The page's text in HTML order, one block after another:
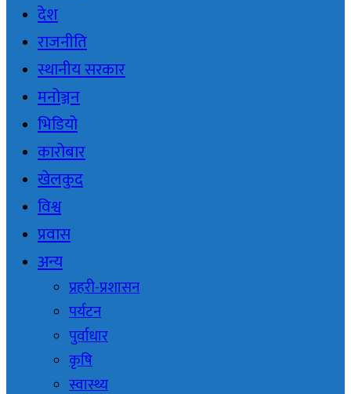
देश
राजनीति
स्थानीय सरकार
मनोञ्जन
भिडियो
कारोबार
खेलकुद
विश्व
प्रवास
अन्य
प्रहरी-प्रशासन
पर्यटन
पुर्वाधार
कृषि
स्वास्थ्य